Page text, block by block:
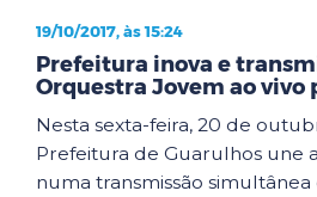
19/10/2017, às 15:24
Prefeitura inova e
Orquestra Jovem ao
Nesta sexta-feira, 20 de
Prefeitura de Guarulhos une
numa transmissão simultânea